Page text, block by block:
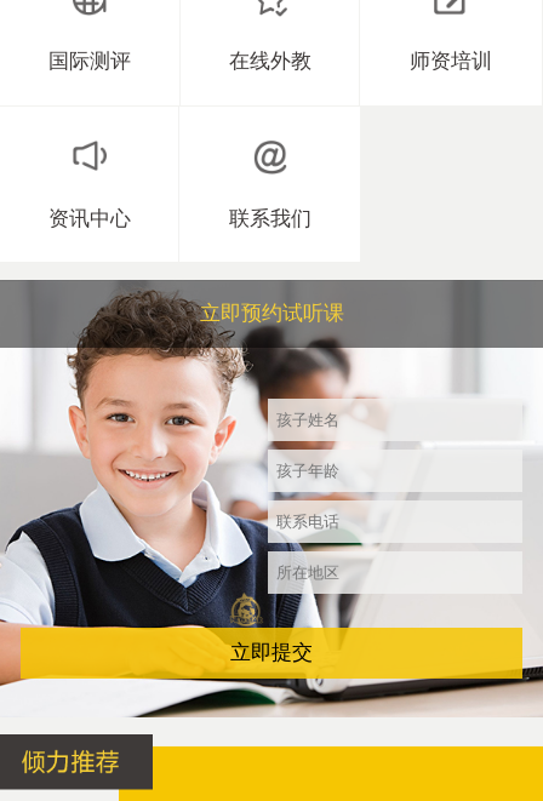
国际测评 在线外教 师资培训
资讯中心 联系我们
立即预约试听课
立即提交